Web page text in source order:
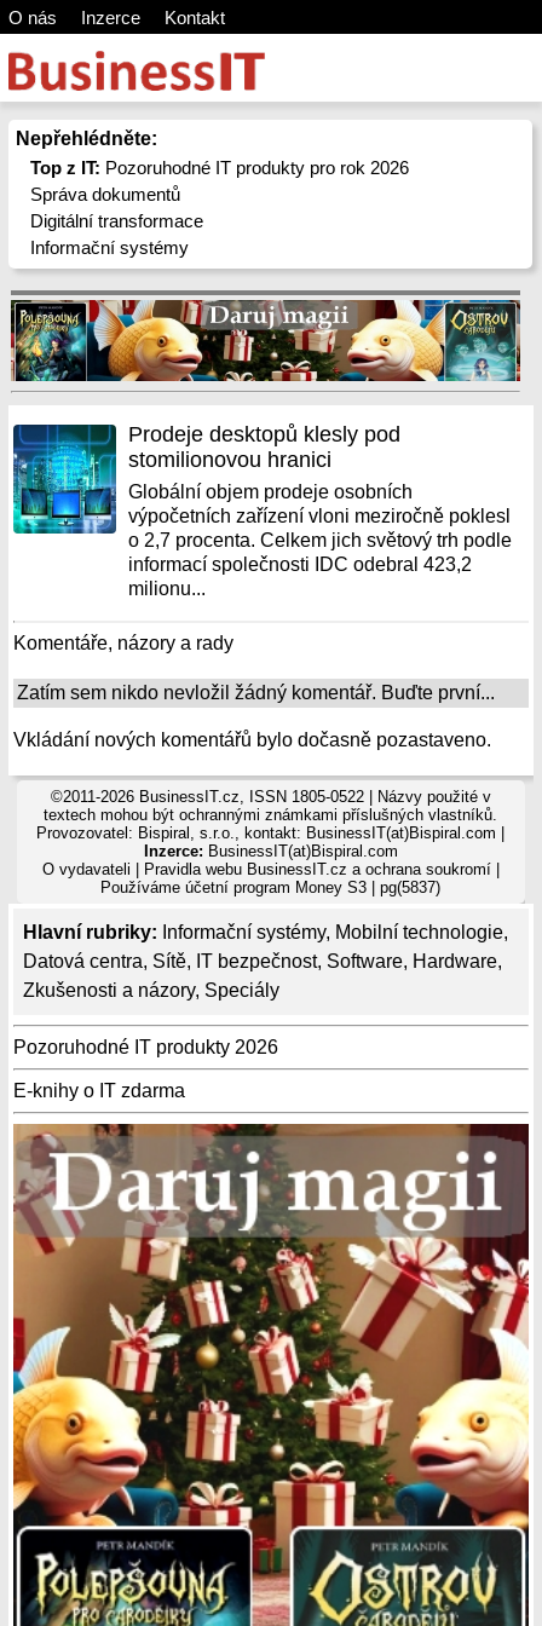
O nás Inzerce Kontakt
Nepřehlédněte:
Top z IT: Pozoruhodné IT produkty pro rok 2026
Správa dokumentů
Digitální transformace
Informační systémy
Hlavní rubriky: Informační systémy, Mobilní technologie,
Datová centra, Sítě, IT bezpečnost, Software, Hardware,
Zkušenosti a názory, Speciály
Pozoruhodné IT produkty 2026
E-knihy o IT zdarma
Prodeje desktopů klesly pod
stomilionovou hranici
Globální objem prodeje osobních
výpočetních zařízení vloni meziročně poklesl
o 2,7 procenta. Celkem jich světový trh podle
informací společnosti IDC odebral 423,2
milionu...
Komentáře, názory a rady
Zatím sem nikdo nevložil žádný komentář. Buďte první...
Vkládání nových komentářů bylo dočasně pozastaveno.
©2011-2026 BusinessIT.cz, ISSN 1805-0522 | Názvy použité v
textech mohou být ochrannými známkami příslušných vlastníků.
Provozovatel: Bispiral, s.r.o., kontakt: BusinessIT(at)Bispiral.com |
Inzerce: BusinessIT(at)Bispiral.com
O vydavateli
Pravidla webu BusinessIT.cz a ochrana soukromí|
Používámeúčetní program Money S3 | pg(5837)